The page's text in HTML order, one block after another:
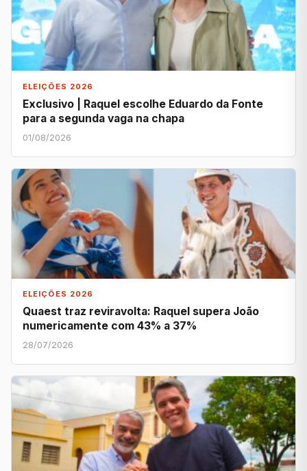
ELEIÇÕES 2026
Exclusivo | Raquel escolhe Eduardo da Fonte
para a segunda vaga na chapa
01/08/2026
ELEIÇÕES 2026
Quaest traz reviravolta: Raquel supera João
numericamente com 43% a 37%
28/07/2026